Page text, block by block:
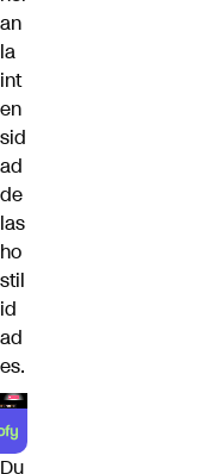
an
la
int
en
sid
ad
de
las
ho
stil
id
ad
es.
Du